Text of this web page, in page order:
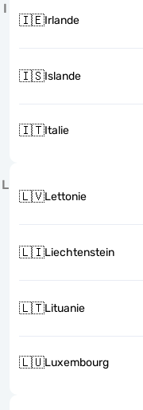
I
🇮🇪Irlande
🇮🇸Islande
🇮🇹Italie
L
🇱🇻Lettonie
🇱🇮Liechtenstein
🇱🇹Lituanie
🇱🇺Luxembourg